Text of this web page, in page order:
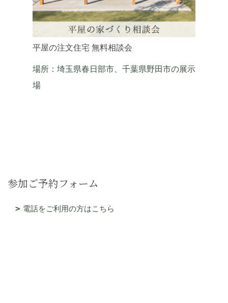
平屋の注文住宅 無料相談会
場所：埼玉県春日部市、千葉県野田市の展示
場
参加ご予約フォーム
電話をご利用の方はこちら